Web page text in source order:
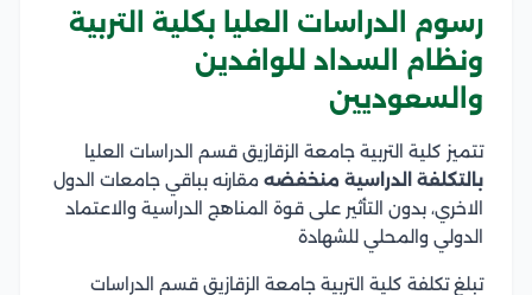
رسوم الدراسات العليا بكلية التربية
ونظام السداد للوافدين
والسعوديين
تتميز كلية التربية جامعة الزقازيق قسم الدراسات العليا
بالتكلفة الدراسية منخفضه مقارنه بباقي جامعات الدول
الاخري، بدون التأثير على قوة المناهج الدراسية والاعتماد
الدولي والمحلي للشهادة
تبلغ تكلفة كلية التربية جامعة الزقازيق قسم الدراسات